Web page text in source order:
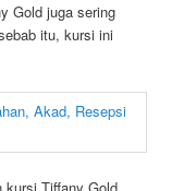
Gold juga sering
itu, kursi ini